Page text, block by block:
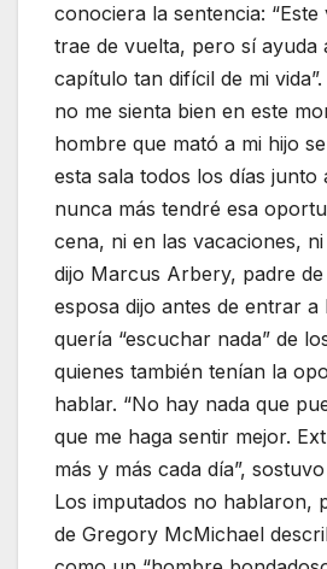
conociera la sentencia:
trae de vuelta, pero sí ayuda
capítulo tan difícil de mi vida”.
no me sienta bien en este
hombre que mató a mi hijo
esta sala todos los días junto
nunca más tendré esa
cena, ni en las vacaciones,
dijo Marcus Arbery, padre
esposa dijo antes de entrar a
quería “escuchar nada” de
quienes también tenían la
hablar. “No hay nada que
que me haga sentir mejor.
más y más cada día”,
Los imputados no hablaron,
de Gregory McMichael